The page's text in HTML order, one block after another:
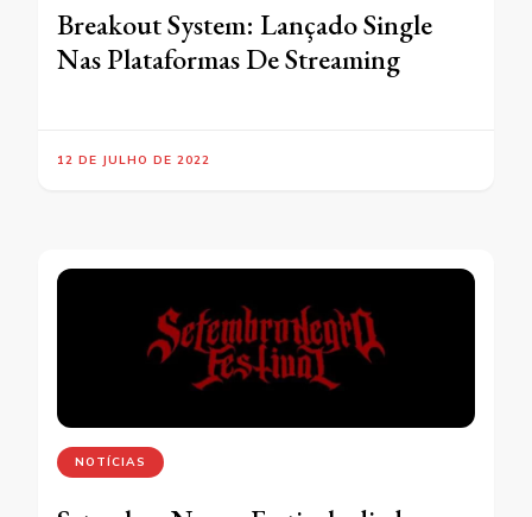
Breakout System: Lançado Single
Nas Plataformas De Streaming
12 DE JULHO DE 2022
NOTÍCIAS